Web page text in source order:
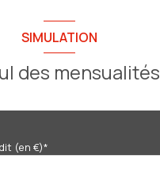
SIMULATION
des mensualités
(en €)*